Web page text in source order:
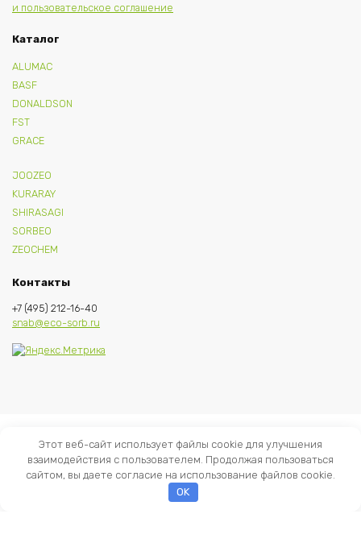
и пользовательское соглашение
Каталог
ALUMAC
BASF
DONALDSON
FST
GRACE
JOOZEO
KURARAY
SHIRASAGI
SORBEO
ZEOCHEM
Контакты
+7 (495) 212-16-40
snab@eco-sorb.ru
Этот веб-сайт использует файлы cookie для улучшения
взаимодействия с пользователем. Продолжая пользоваться
сайтом, вы даете согласие на использование файлов cookie.
OK